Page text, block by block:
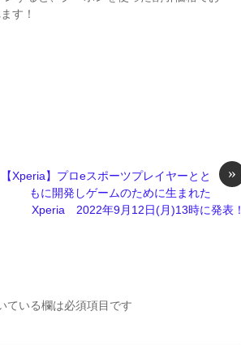
す！
»
【Xperia】プロeスポーツプレイヤーとと
もに開発しゲームのために生まれた
Xperia 2022年9月12日(月)13時に発表！
ている欄は必須項目です